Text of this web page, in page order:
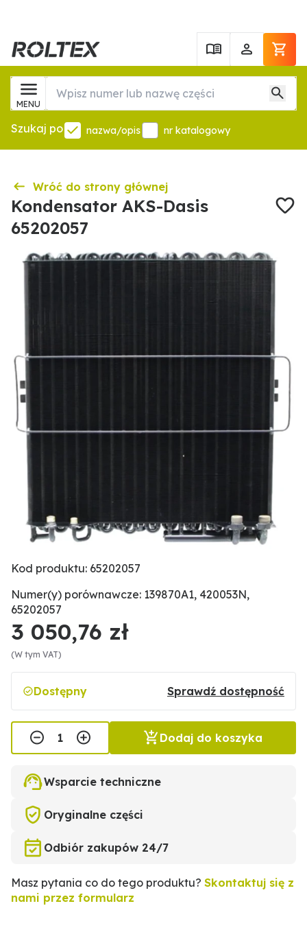
MENU
Szukaj po nazwa/opis nr katalogowy
Wróć do strony głównej
Kondensator AKS-Dasis
65202057
Kod produktu: 65202057
Numer(y) porównawcze: 139870A1, 420053N,
65202057
3 050,76 zł
(W tym VAT)
Dostępny Sprawdź dostępność
Dodaj do koszyka
Wsparcie techniczne
Oryginalne części
Odbiór zakupów 24/7
Masz pytania co do tego produktu? Skontaktuj się z
nami przez formularz